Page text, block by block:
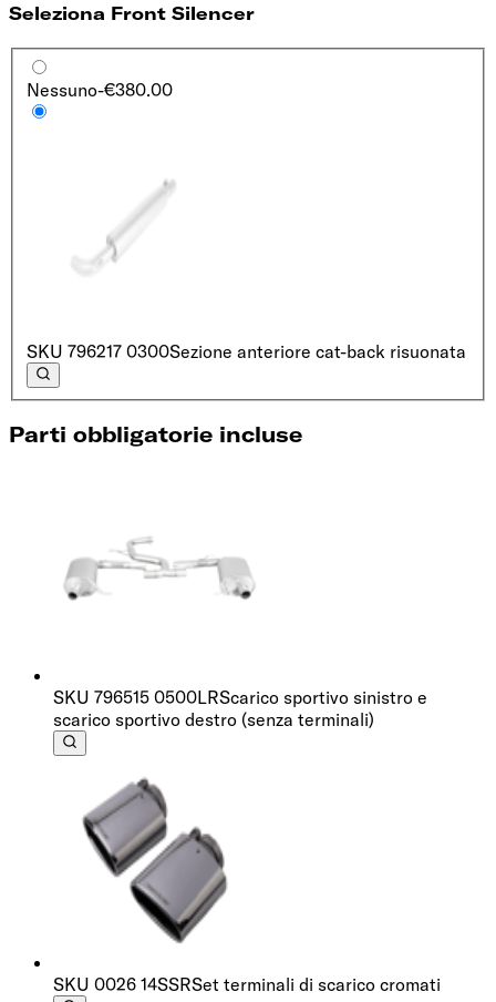
Seleziona Front Silencer
Nessuno-€380.00
SKU 796217 0300Sezione anteriore cat-back risuonata
Parti obbligatorie incluse
SKU 796515 0500LRScarico sportivo sinistro e
scarico sportivo destro (senza terminali)
SKU 0026 14SSRSet terminali di scarico cromati